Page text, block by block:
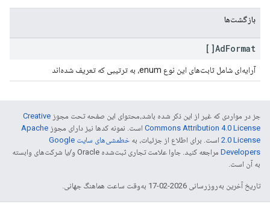
بازگشت‌ها
AdFormat[]
آرایه‌ای شامل ثابت‌های این نوع enum، به ترتیبی که تعریف شده‌اند
جز در مواردی که غیر از این ذکر شده باشد،‌محتوای این صفحه تحت مجوز Creative
Commons Attribution 4.0 License است. نمونه کدها نیز دارای مجوز Apache
2.0 License است. برای اطلاع از جزئیات، به
خطمشی‌های سایت Google
Developers‏
مراجعه کنید. جاوا علامت تجاری ثبت‌شده Oracle و/یا شرکت‌های وابسته
به آن است.
تاریخ آخرین به‌روزرسانی 2026-02-17 به‌وقت ساعت هماهنگ جهانی.